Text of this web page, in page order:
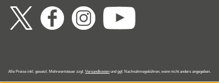
Alle Preise inkl. gesetzl. Mehrwertsteuer zzgl. Versandkosten und ggf. Nachnahmegebühren, wenn nicht anders angegeben.